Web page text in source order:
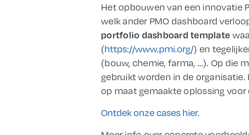
Het opbouwen van een innovatie
welk ander PMO dashboard
portfolio dashboard template
(https://www.pmi.org/) en
(bouw, chemie, farma, …). Op die
gebruikt worden in de
op maat gemaakte oplossing
Ontdek onze cases hier.